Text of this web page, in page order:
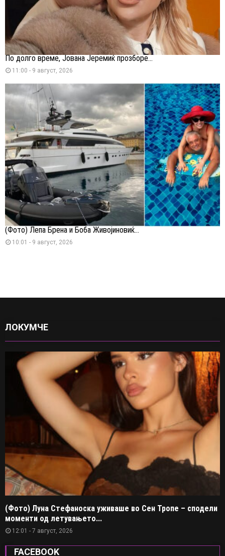
По долго време, Јована Јеремиќ прозборе...
11:00 - 9 август, 2026
(Фото) Лепа Брена и Боба Живојиновиќ...
10:01 - 9 август, 2026
ЛОКУМЧЕ
(Фото) Луна Стефаноска уживаше во Сен Тропе – сподели
моменти од летувањето...
12:01 - 7 август, 2026
FACEBOOK